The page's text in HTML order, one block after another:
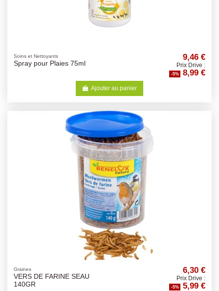
Soins et Nettoyants
Spray pour Plaies 75ml
9,46 €
Prix Drive :
-5% 8,99 €
Ajouter au panier
Graines
VERS DE FARINE SEAU
140GR
6,30 €
Prix Drive :
-5% 5,99 €